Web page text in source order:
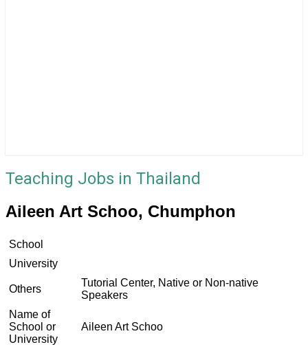
Teaching Jobs in Thailand
Aileen Art Schoo, Chumphon
School
University
Others
Tutorial Center, Native or Non-native
Speakers
Name of
School or
University
Aileen Art Schoo